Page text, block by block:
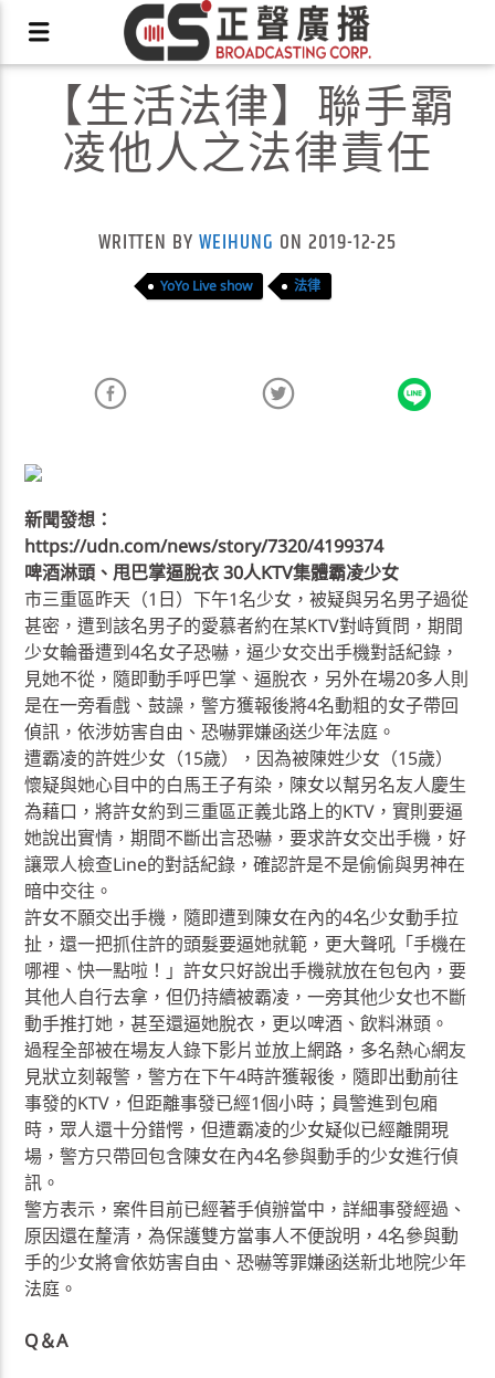
X
【生活法律】聯手霸
凌他人之法律責任
WRITTEN BYWEIHUNG ON 2019-12-25
YoYo Live show 法律
新聞發想：
https://udn.com/news/story/7320/4199374
啤酒淋頭、甩巴掌逼脫衣 30人KTV集體霸凌少女
市三重區昨天（1日）下午1名少女，被疑與另名男子過從
甚密，遭到該名男子的愛慕者約在某KTV對峙質問，期間
少女輪番遭到4名女子恐嚇，逼少女交出手機對話紀錄，
見她不從，隨即動手呼巴掌、逼脫衣，另外在場20多人則
是在一旁看戲、鼓譟，警方獲報後將4名動粗的女子帶回
偵訊，依涉妨害自由、恐嚇罪嫌函送少年法庭。
遭霸凌的許姓少女（15歲），因為被陳姓少女（15歲）
懷疑與她心目中的白馬王子有染，陳女以幫另名友人慶生
為藉口，將許女約到三重區正義北路上的KTV，實則要逼
她說出實情，期間不斷出言恐嚇，要求許女交出手機，好
讓眾人檢查Line的對話紀錄，確認許是不是偷偷與男神在
暗中交往。
許女不願交出手機，隨即遭到陳女在內的4名少女動手拉
扯，還一把抓住許的頭髮要逼她就範，更大聲吼「手機在
哪裡、快一點啦！」許女只好說出手機就放在包包內，要
其他人自行去拿，但仍持續被霸凌，一旁其他少女也不斷
動手推打她，甚至還逼她脫衣，更以啤酒、飲料淋頭。
過程全部被在場友人錄下影片並放上網路，多名熱心網友
見狀立刻報警，警方在下午4時許獲報後，隨即出動前往
事發的KTV，但距離事發已經1個小時；員警進到包廂
時，眾人還十分錯愕，但遭霸凌的少女疑似已經離開現
場，警方只帶回包含陳女在內4名參與動手的少女進行偵
訊。
警方表示，案件目前已經著手偵辦當中，詳細事發經過、
原因還在釐清，為保護雙方當事人不便說明，4名參與動
手的少女將會依妨害自由、恐嚇等罪嫌函送新北地院少年
法庭。
Q＆A